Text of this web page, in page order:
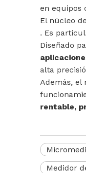
en equipos
El núcleo
. Es
Diseñado
alta
Además, el
rentable,
Medidor